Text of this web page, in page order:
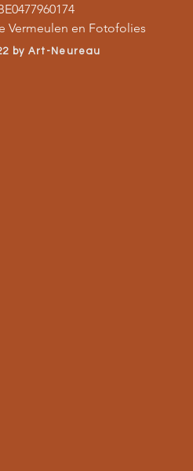
Vermeulen en Fotofolies
by Art-Neureau